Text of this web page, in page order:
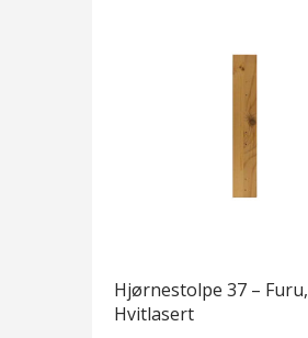
Hjørnestolpe 37 – Furu,
Hvitlasert